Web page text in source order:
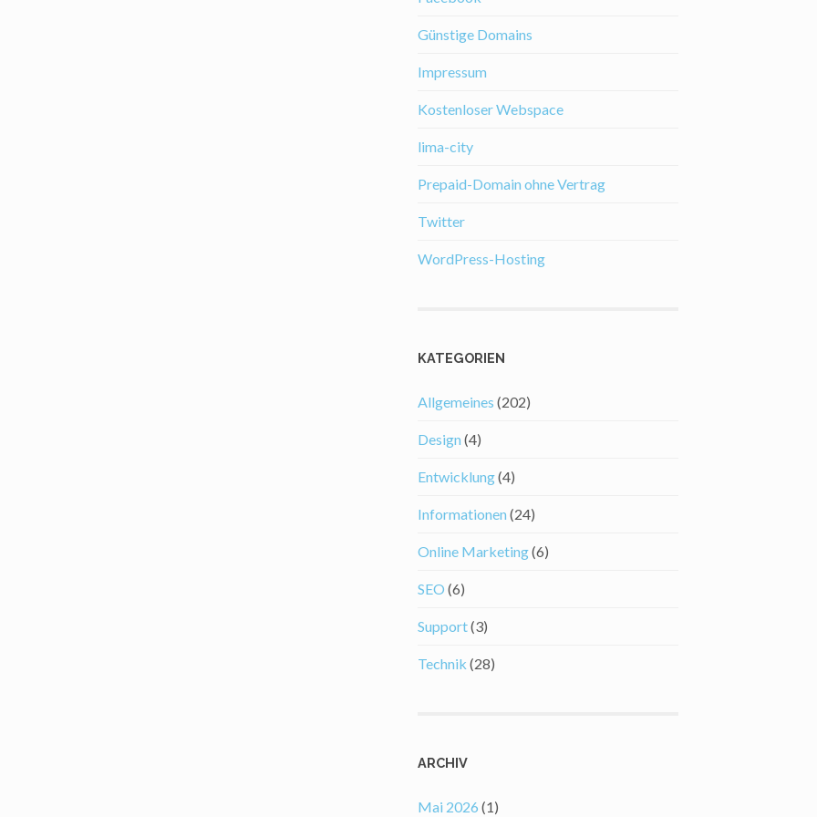
Günstige Domains
Impressum
Kostenloser Webspace
lima-city
Prepaid-Domain ohne Vertrag
Twitter
WordPress-Hosting
KATEGORIEN
Allgemeines (202)
Design (4)
Entwicklung(4)
Informationen (24)
Online Marketing(6)
SEO (6)
Support(3)
Technik (28)
ARCHIV
Mai 2026 (1)